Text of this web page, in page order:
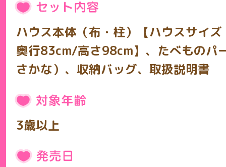
ハウス本体（布・柱）【ハウスサイ
奥行83cm/高さ98cm】、たべものパ
さかな）、収納バッグ、取扱説明書
3歳以上